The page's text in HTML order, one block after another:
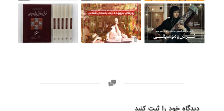
دیدگاه خود را ثبت کنید